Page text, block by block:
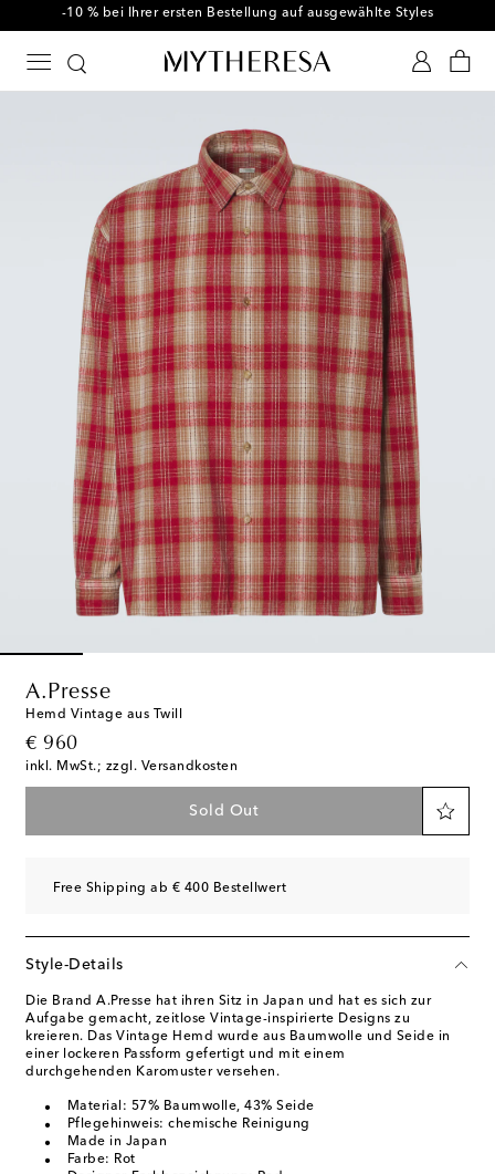
-10 % bei Ihrer ersten Bestellung auf ausgewählte Styles
A.Presse
Hemd Vintage aus Twill
€ 960
original price
inkl. MwSt.; zzgl. Versandkosten
Sold Out
Free Shipping ab € 400 Bestellwert
Style-Details
Die Brand A.Presse hat ihren Sitz in Japan und hat es sich zur
Aufgabe gemacht, zeitlose Vintage-inspirierte Designs zu
kreieren. Das Vintage Hemd wurde aus Baumwolle und Seide in
einer lockeren Passform gefertigt und mit einem
durchgehenden Karomuster versehen.
Material: 57% Baumwolle, 43% Seide
Pflegehinweis: chemische Reinigung
Made in Japan
Farbe: Rot